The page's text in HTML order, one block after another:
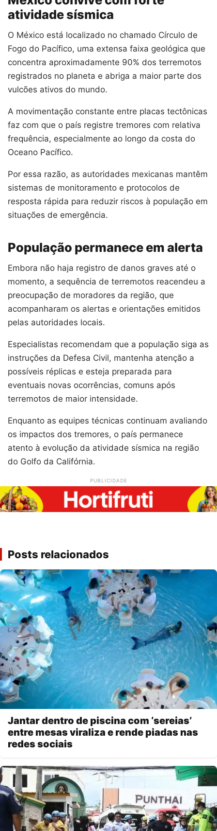
atividade sísmica
O México está localizado no chamado Círculo de
Fogo do Pacífico, uma extensa faixa geológica que
concentra aproximadamente 90% dos terremotos
registrados no planeta e abriga a maior parte dos
vulcões ativos do mundo.
A movimentação constante entre placas tectônicas
faz com que o país registre tremores com relativa
frequência, especialmente ao longo da costa do
Oceano Pacífico.
Por essa razão, as autoridades mexicanas mantêm
sistemas de monitoramento e protocolos de
resposta rápida para reduzir riscos à população em
situações de emergência.
População permanece em alerta
Embora não haja registro de danos graves até o
momento, a sequência de terremotos reacendeu a
preocupação de moradores da região, que
acompanharam os alertas e orientações emitidos
pelas autoridades locais.
Especialistas recomendam que a população siga as
instruções da Defesa Civil, mantenha atenção a
possíveis réplicas e esteja preparada para
eventuais novas ocorrências, comuns após
terremotos de maior intensidade.
Enquanto as equipes técnicas continuam avaliando
os impactos dos tremores, o país permanece
atento à evolução da atividade sísmica na região
do Golfo da Califórnia.
PUBLICIDADE
Posts relacionados
Jantar dentro de piscina com ‘sereias’
entre mesas viraliza e rende piadas nas
redes sociais